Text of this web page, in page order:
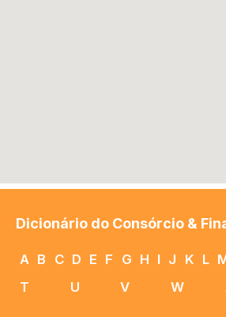
Dicionário do Consórcio &
A B C D E F G H I J K L
T
U V W